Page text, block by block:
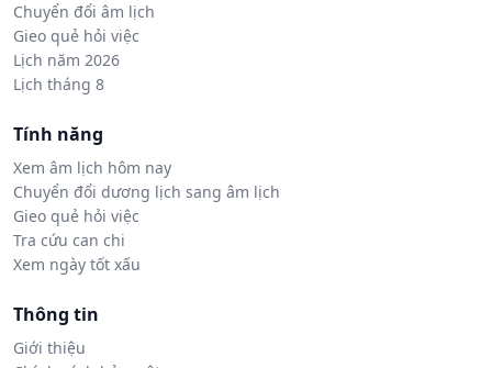
Chuyển đổi âm lịch
Gieo quẻ hỏi việc
Lịch năm 2026
Lịch tháng 8
Tính năng
Xem âm lịch hôm nay
Chuyển đổi dương lịch sang âm lịch
Gieo quẻ hỏi việc
Tra cứu can chi
Xem ngày tốt xấu
Thông tin
Giới thiệu